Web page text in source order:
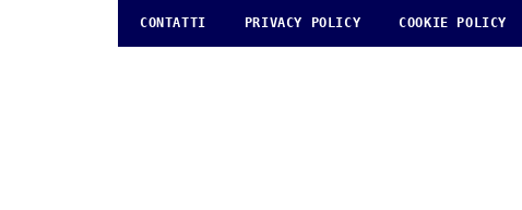
CONTATTI PRIVACY POLICY COOKIE POLICY